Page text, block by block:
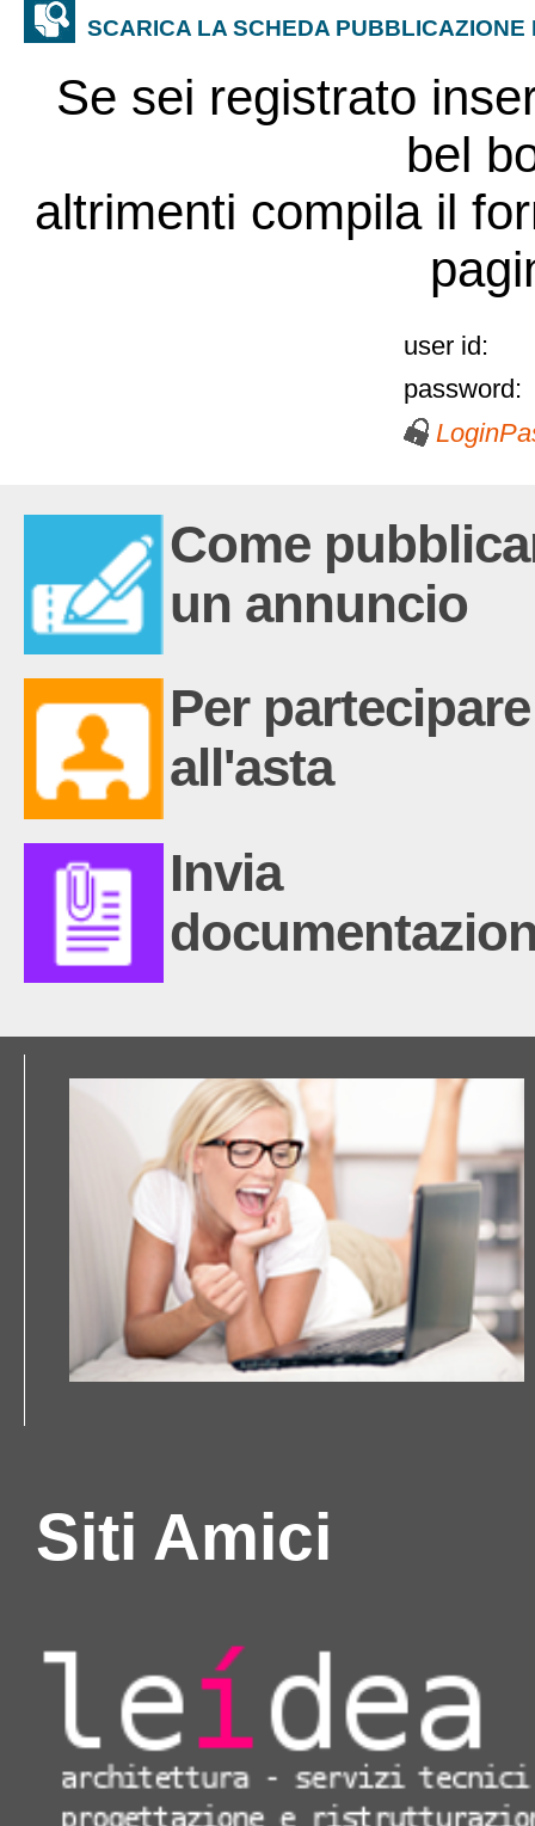
SCARICA LA SCHEDA PUBBLICAZIONE
Se sei registrato
bel
altrimenti compila il
user id:
password:
Login
Come
un annuncio
Per partecipare
all'asta
Invia
Siti Amici